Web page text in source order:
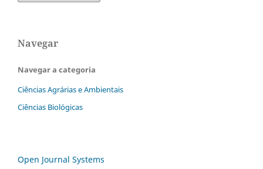
Navegar
Navegar a categoria
Ciências Agrárias e Ambientais
Ciências Biológicas
Open Journal Systems